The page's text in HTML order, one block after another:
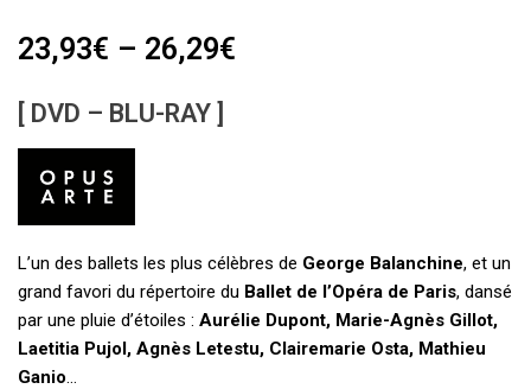
23,93€ – 26,29€
[ DVD – BLU-RAY ]
L’un des ballets les plus célèbres de George Balanchine, et un
grand favori du répertoire du Ballet de l’Opéra de Paris, dansé
par une pluie d’étoiles : Aurélie Dupont, Marie-Agnès Gillot,
Laetitia Pujol, Agnès Letestu, Clairemarie Osta, Mathieu
Ganio…